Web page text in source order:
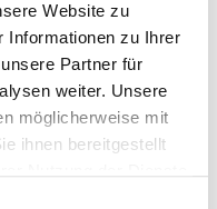
Website zu
Informationen zu Ihrer
Partner für
weiter. Unsere
möglicherweise mit
ihnen bereitgestellt